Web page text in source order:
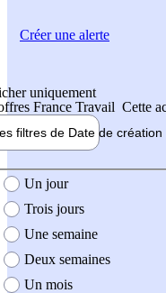
uniquement
France Travail Cette
filtres de Date de création
création de l'offre
Un jour
Trois jours
Une semaine
Deux semaines
Un mois
Créer une alerte